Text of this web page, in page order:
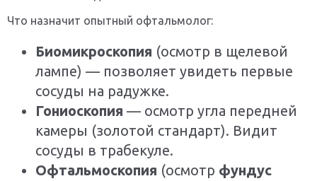
Что назначит опытный офтальмолог:
Биомикроскопия (осмотр в щелевой
лампе) — позволяет увидеть первые
сосуды на радужке.
Гониоскопия — осмотр угла передней
камеры (золотой стандарт). Видит
сосуды в трабекуле.
Офтальмоскопия (осмотр фундус